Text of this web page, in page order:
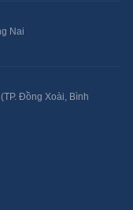
Nai
Đồng Xoài, Bình